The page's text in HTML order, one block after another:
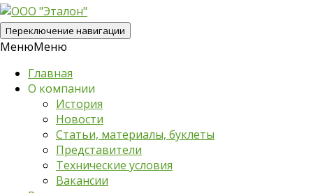
Переключение навигации
МенюМеню
Главная
О компании
История
Новости
Статьи, материалы, буклеты
Представители
Технические условия
Вакансии